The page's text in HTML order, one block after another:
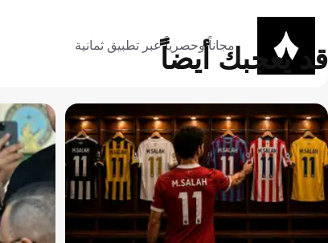
مجاناً وحصرياً عبر تطبيق ثمانيةقد يعجبك أيضاً